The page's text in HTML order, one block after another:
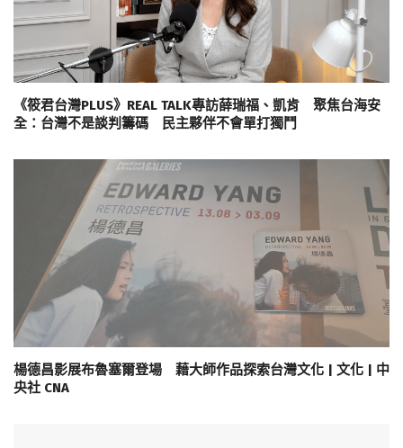
《筱君台灣PLUS》REAL TALK專訪薛瑞福、凱肯 聚焦台海安
全：台灣不是談判籌碼 民主夥伴不會單打獨鬥
楊德昌影展布魯塞爾登場 藉大師作品探索台灣文化 | 文化 | 中
央社 CNA